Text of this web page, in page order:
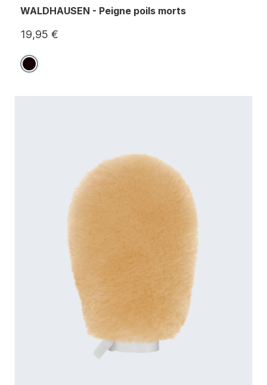
WALDHAUSEN - Peigne poils morts
19,95 €